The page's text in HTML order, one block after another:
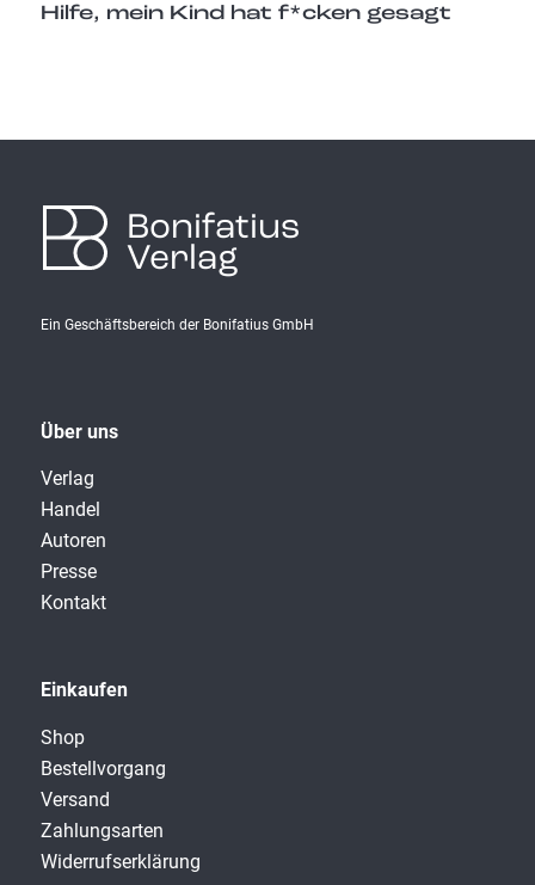
Hilfe, mein Kind hat f*cken gesagt
Bonifatius
Verlag
Ein Geschäftsbereich der Bonifatius GmbH
Über uns
Verlag
Handel
Autoren
Presse
Kontakt
Einkaufen
Shop
Bestellvorgang
Versand
Zahlungsarten
Widerrufserklärung